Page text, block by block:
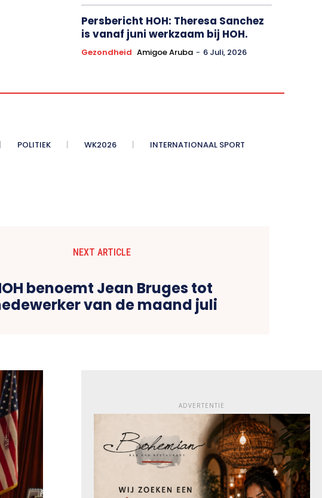
hotelsector
Gezondheid Amigoe Intelligence - 7 Juli, 2026
Persbericht HOH: Theresa Sanchez
NEXT ARTICLE